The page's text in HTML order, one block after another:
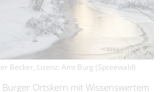
(Błota)
Strjažow
Prjawoz
Lutki" Burg (Spreewald)/Bórkowy
Becker, Lizenz: Amt Burg (Spreewald)
Ortskern mit Wissenswertem